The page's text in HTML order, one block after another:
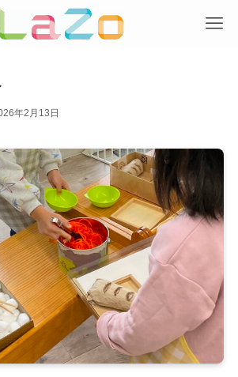
年2月13日